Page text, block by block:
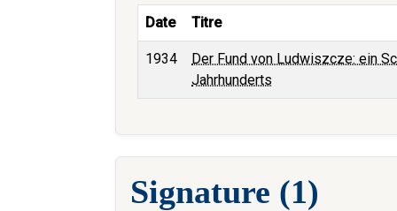
Date Titre
1934
Der Fund von Ludwiszcze: ein
Jahrhunderts
Signature (1)